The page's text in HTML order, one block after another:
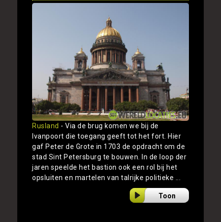
Rusland - Via de brug komen we bij de
Ivanpoort die toegang geeft tot het fort. Hier
gaf Peter de Grote in 1703 de opdracht om de
stad Sint Petersburg te bouwen. In de loop der
jaren speelde het bastion ook een rol bij het
opsluiten en martelen van talrijke politieke ...
Toon